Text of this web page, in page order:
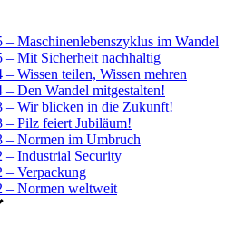
– Maschi­nen­le­bens­zy­klus im Wandel
– Mit Sicher­heit nach­haltig
– Wissen teilen, Wissen mehren
– Den Wandel mitge­stalten!
– Wir blicken in die Zukunft!
– Pilz feiert Jubi­läum!
– Normen im Umbruch
– Indus­trial Security
– Verpa­ckung
– Normen welt­weit